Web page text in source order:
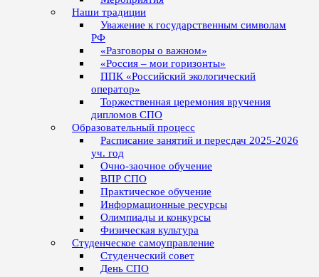
Наши традиции
Уважение к государственным символам
РФ
«Разговоры о важном»
«Россия – мои горизонты»
ППК «Российский экологический
оператор»
Торжественная церемония вручения
дипломов СПО
Образовательный процесс
Расписание занятий и пересдач 2025-2026
уч. год
Очно-заочное обучение
ВПР СПО
Практическое обучение
Информационные ресурсы
Олимпиады и конкурсы
Физическая культура
Студенческое самоуправление
Студенческий совет
День СПО